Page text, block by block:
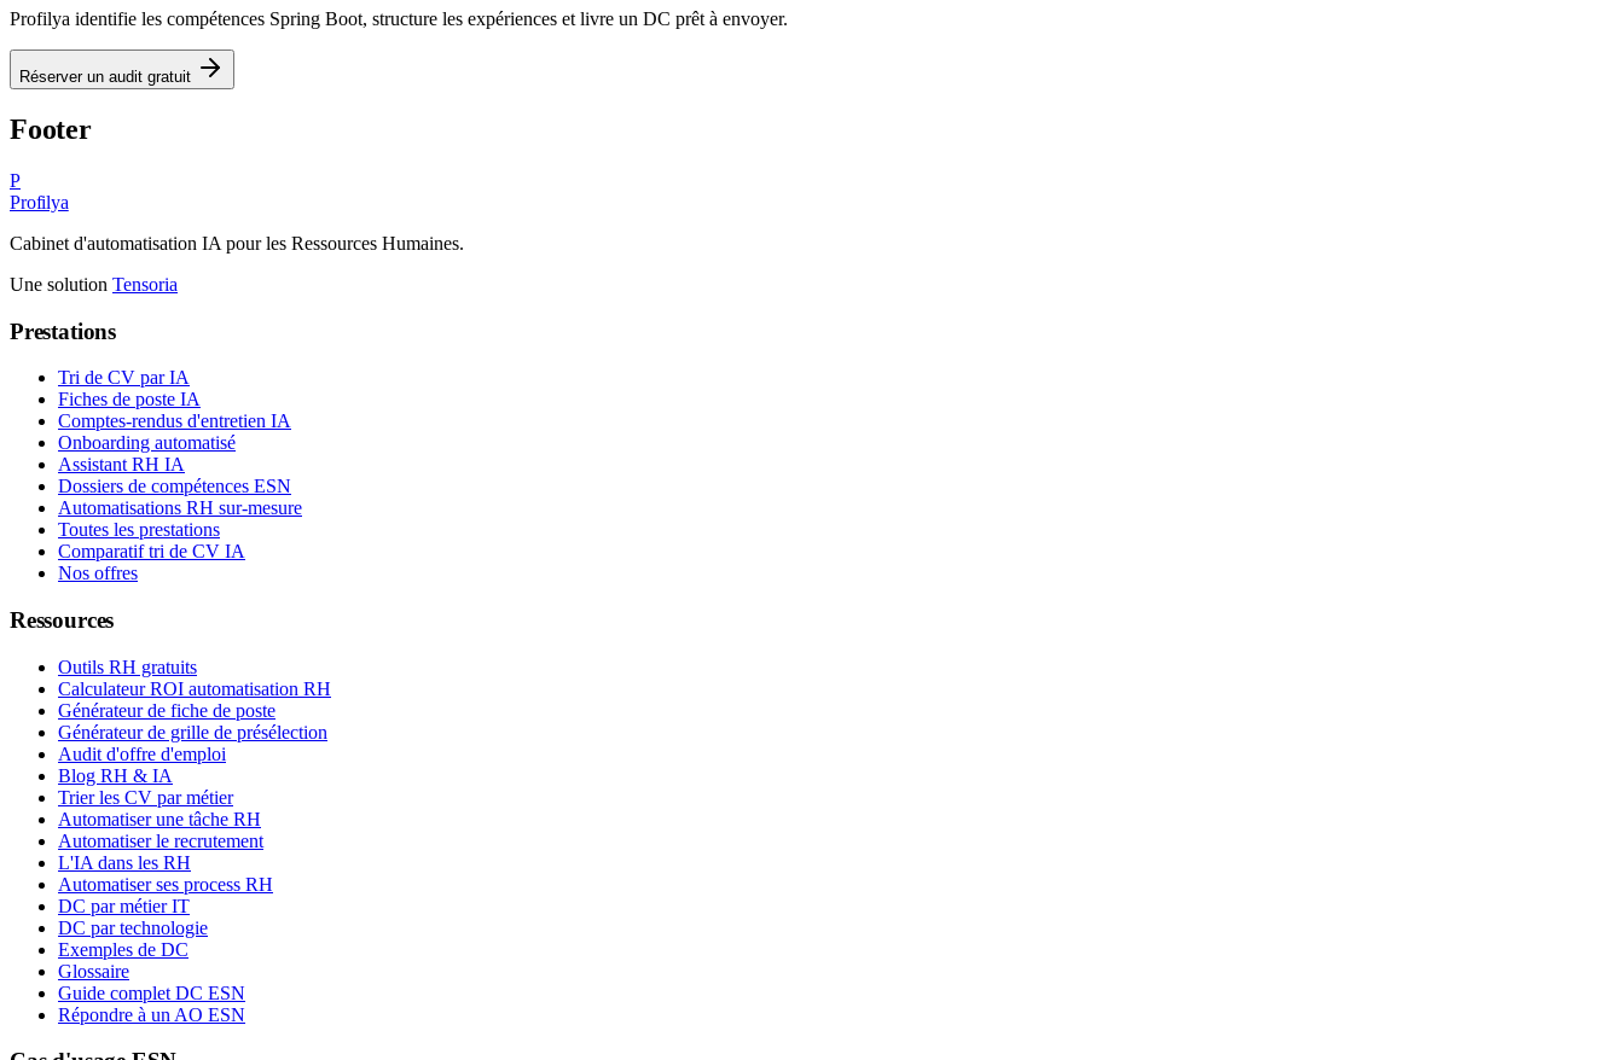
Profilya identifie les compétences Spring Boot, structure les expériences et livre un DC prêt à envoyer.
Réserver un audit gratuit
Footer
P
Profilya
Cabinet d'automatisation IA pour les Ressources Humaines.
Une solution Tensoria
Prestations
Tri de CV par IA
Fiches de poste IA
Comptes-rendus d'entretien IA
Onboarding automatisé
Assistant RH IA
Dossiers de compétences ESN
Automatisations RH sur-mesure
Toutes les prestations
Comparatif tri de CV IA
Nos offres
Ressources
Outils RH gratuits
Calculateur ROI automatisation RH
Générateur de fiche de poste
Générateur de grille de présélection
Audit d'offre d'emploi
Blog RH & IA
Trier les CV par métier
Automatiser une tâche RH
Automatiser le recrutement
L'IA dans les RH
Automatiser ses process RH
DC par métier IT
DC par technologie
Exemples de DC
Glossaire
Guide complet DC ESN
Répondre à un AO ESN